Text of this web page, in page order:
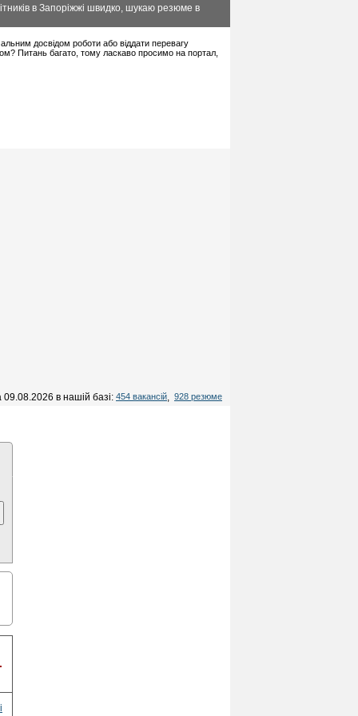
в Запоріжжі швидко, шукаю резюме в
досвідом роботи або віддати перевагу
Питань багато, тому ласкаво просимо на портал,
09.08.2026 в нашій базі: 454 вакансій, 928 резюме